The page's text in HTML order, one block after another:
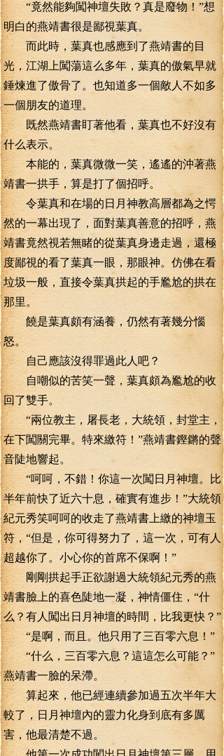
“竟然能夠闖神壇失敗？真是廢物！”想
明白的燕靖書很是鄙視葉真。
而此時，葉真也感應到了燕靖書的目
光，江湖上闖蕩這么多年，葉真的傲氣早就
錘煉進了傲骨了。也知道多一個敵人不如多
一個朋友的道理。
既然燕靖書盯著他看，葉真也不好沒有
什么表示。
本能的，葉真微微一笑，遙遙的沖著燕
靖書一拱手，算是打了個招呼。
令葉真和在場的日月神教高層都為之愕
然的一幕出現了，面對葉真善意的招呼，燕
靖書竟然視若無睹的從葉真身邊走過，還極
度鄙視的看了葉真一眼，那眼神。仿佛在看
垃圾一般，直接令葉真拱起的手尷尬的拱在
那里。
饒是葉真頗有涵養，仍然有著幾分惱
怒。
自己應該沒得罪過此人吧？
自嘲似的苦笑一聲，葉真頗為尷尬的收
回了雙手。
“兩位教主，屠長老，大統領，封堂主，
在下闖關完畢。特來繳符！”燕靖書鏗鏘的聲
音陡地響起。
“呵呵，不錯！你這一次闖日月神壇。比
半年前快了近六十息，確實有進步！”大統領
紀元秀笑呵呵的收走了燕靖書上繳的神壇玉
符，“但是，你可得努力了，這一次，可有人
超越你了。小心你的首席不保啊！”
剛剛拱起手正欲謝過大統領紀元秀的燕
靖書臉上的喜色陡地一凝，神情僵住，“什
么？有人闖出日月神壇的時間，比我更快？”
“是啊，而且。他只用了三百零六息！”
“什么，三百零六息？這這怎么可能？”
燕靖書一臉的呆滯。
算起來，他已經連續參加過五次半年大
較了，日月神壇內的靈力化身到底有多厲
害，他最清楚不過。